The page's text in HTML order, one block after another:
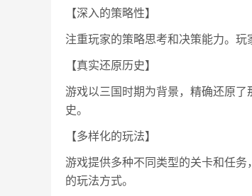
【深入的策略性】
注重玩家的策略思考和决策能力。玩
【真实还原历史】
游戏以三国时期为背景，精确还原
史。
【多样化的玩法】
游戏提供多种不同类型的关卡和任
的玩法方式。